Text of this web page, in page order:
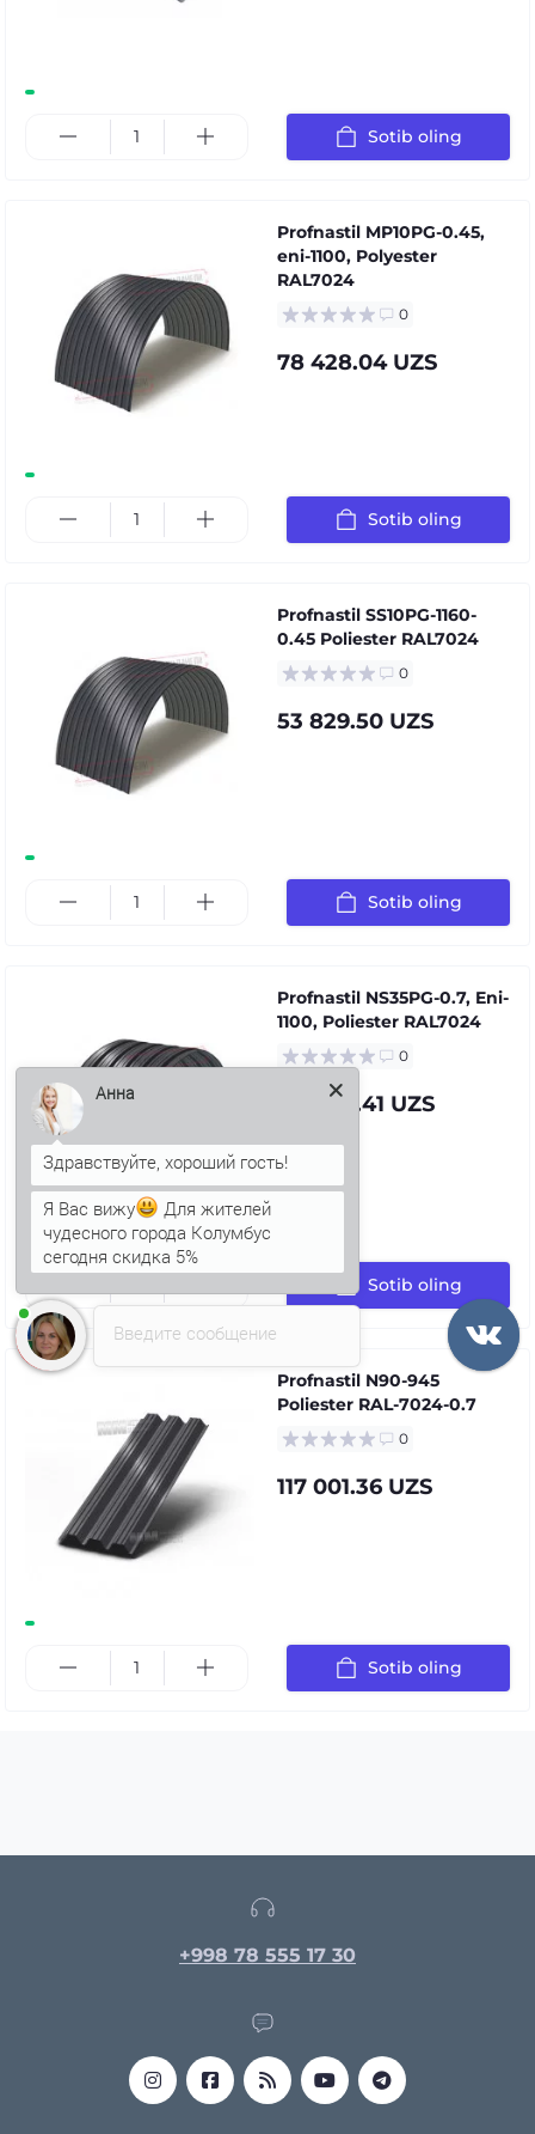
Sotib oling
Profnastil MP10PG-0.45,
eni-1100, Polyester
RAL7024
0
78 428.04 UZS
Sotib oling
Profnastil SS10PG-1160-
0.45 Poliester RAL7024
0
53 829.50 UZS
Sotib oling
Profnastil NS35PG-0.7, Eni-
1100, Poliester RAL7024
0
110 708.41 UZS
Sotib oling
Profnastil N90-945
Poliester RAL-7024-0.7
0
117 001.36 UZS
Sotib oling
+998 78 555 17 30
Введите сообщение
Анна
Я Вас вижу
Для жителей
чудесного города Колумбус
сегодня скидка 5%